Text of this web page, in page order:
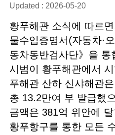
Updated : 2026-05-20
황푸해관 소식에 따르
물수입증명서(자동차·
동차동반검사단》을 통
시범이 황푸해관에서
푸해관 산하 신샤해관
총 13.2만여 부 발급했
금액은 381억 위안에
황푸항구를 통한 모든